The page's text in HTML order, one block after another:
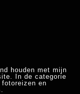
houden met mijn
In de categorie
en